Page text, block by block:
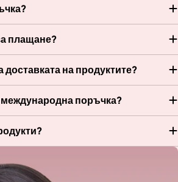
плащане?
на продуктите?
поръчка?